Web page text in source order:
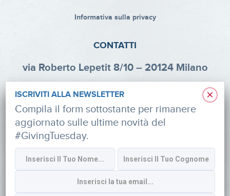
Informativa sulla privacy
CONTATTI
via Roberto Lepetit 8/10 – 20124 Milano
Tel: +39 02 47924880
CF: 91374340379
SOCIAL
×
ISCRIVITI ALLA NEWSLETTER
Compila il form sottostante per rimanere
aggiornato sulle ultime novità del
#GivingTuesday.